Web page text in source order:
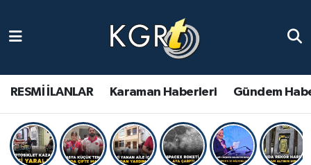
RESMİ İLANLAR Karaman Haberleri Gündem
Gündem Haberleri
Güncel Haberler
Spor Haberleri